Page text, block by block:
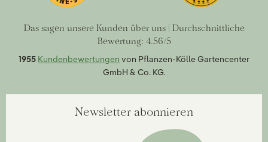
Das sagen unsere Kunden über uns | Durchschnittliche
Bewertung: 4.56/5
1955 Kundenbewertungen von Pflanzen-Kölle Gartencenter
GmbH & Co. KG.
Newsletter abonnieren